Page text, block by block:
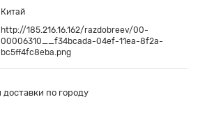
Китай
http://185.216.16.162/razdobreev/00-
00006310__f34bcada-04ef-11ea-8f2a-
bc5ff4fc8eba.png
по городу